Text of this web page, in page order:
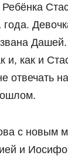
года.
и, как и
отвечать